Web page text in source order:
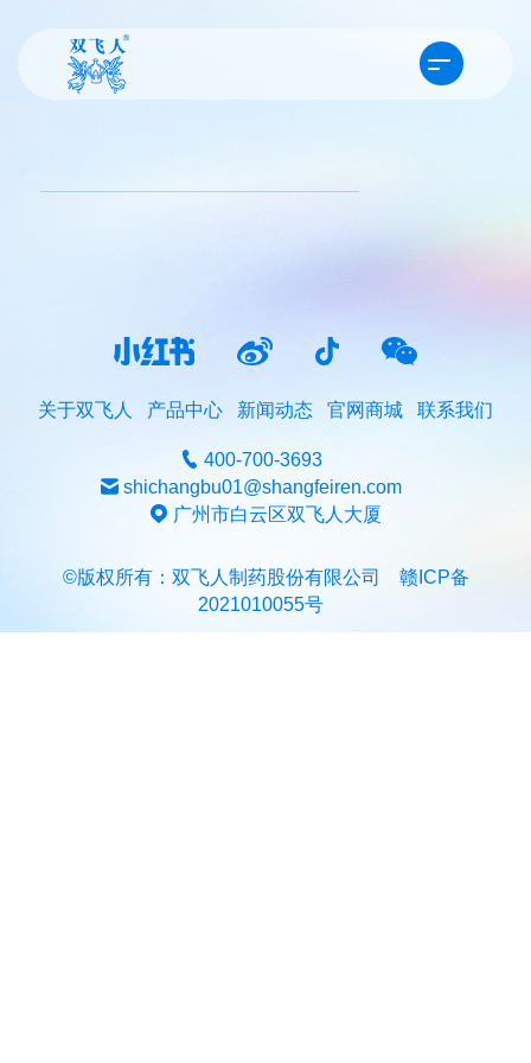
关于双飞人 产品中心 新闻动态 官网商城 联系我们
400-700-3693
shichangbu01@shangfeiren.com
广州市白云区双飞人大厦
©版权所有：双飞人制药股份有限公司 赣ICP备
2021010055号